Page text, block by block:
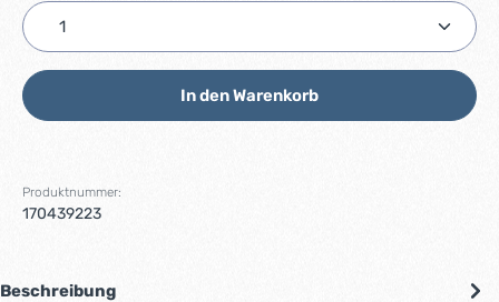
Produkt Anzahl: Gib den gewünschten Wert ein
In den Warenkorb
Produktnummer:
170439223
Beschreibung